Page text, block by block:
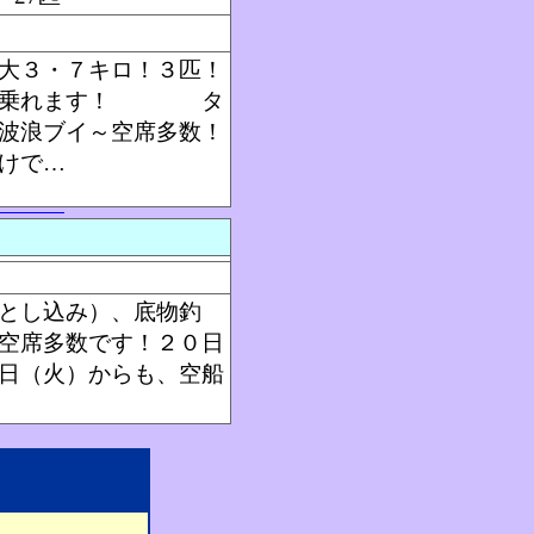
３・７キロ！３匹！
まだ乗れます！ タ
ブイ～空席多数！
で…
し込み）、底物釣
数です！２０日
火）からも、空船